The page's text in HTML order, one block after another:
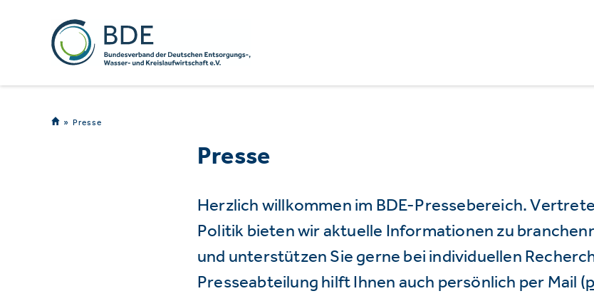
Presse
Presse
Herzlich willkommen im BDE-Pressebereich.
Politik bieten wir aktuelle Informationen zu
und unterstützen Sie gerne bei individuellen
Presseabteilung hilft Ihnen auch persönlich per Mail (